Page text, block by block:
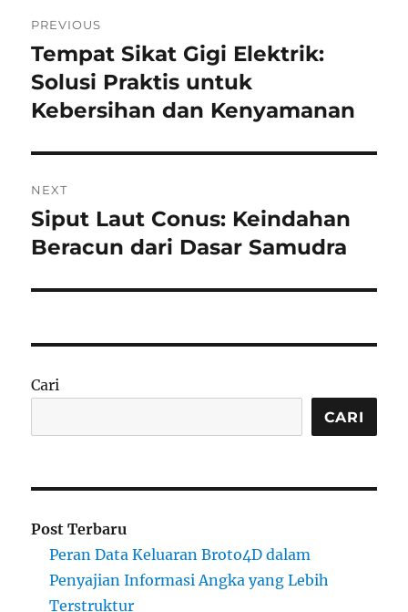
pos
PREVIOUS
Previous
post:
Tempat Sikat Gigi Elektrik:
Solusi Praktis untuk
Kebersihan dan Kenyamanan
NEXT
Next
post:
Siput Laut Conus: Keindahan
Beracun dari Dasar Samudra
Cari
CARI
Post Terbaru
Peran Data Keluaran Broto4D dalam
Penyajian Informasi Angka yang Lebih
Terstruktur